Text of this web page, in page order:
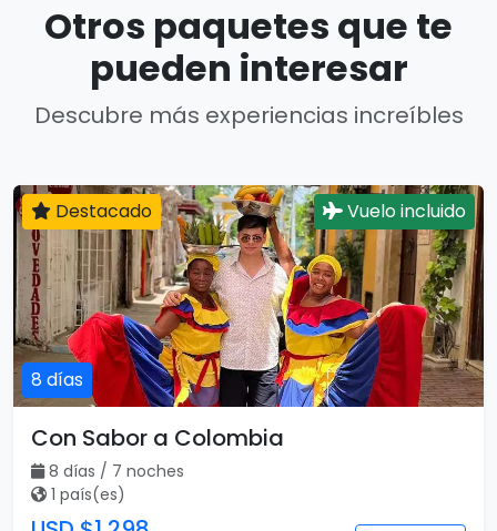
Otros paquetes que te
pueden interesar
Descubre más experiencias increíbles
8 días
Destacado Vuelo incluido
Con Sabor a Colombia
8 días / 7 noches
1 país(es)